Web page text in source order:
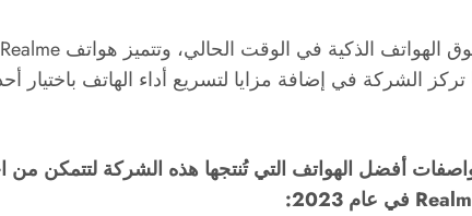
الشركة في إضافة مزايا لتسريع أداء الهاتف باختيار
أفضل الهواتف التي تُنتجها هذه الشركة لتتمكن من